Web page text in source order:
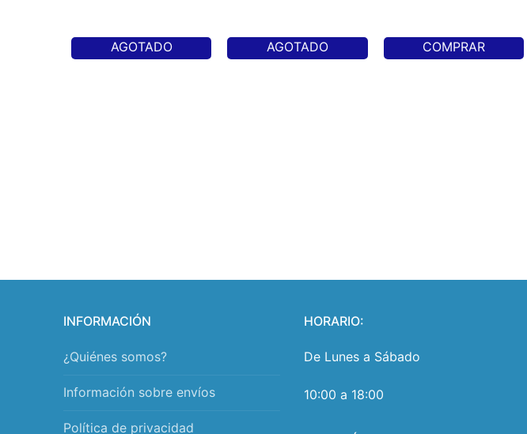
AGOTADO AGOTADO COMPRAR
INFORMACIÓN
¿Quiénes somos?
Información sobre envíos
Política de privacidad
HORARIO:
De Lunes a Sábado
10:00 a 18:00